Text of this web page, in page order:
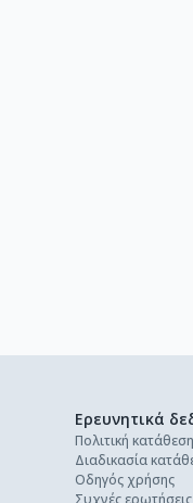
Ερευνητικά
Πολιτική
Διαδικασία
Οδηγός χρήσης
Συχνές ερωτήσεις